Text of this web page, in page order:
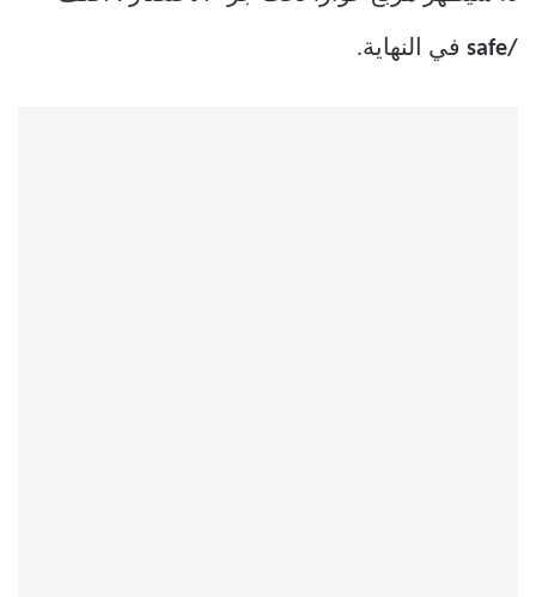
/safe في النهاية.